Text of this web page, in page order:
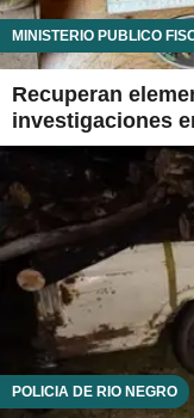
MINISTERIO PÚBLICO
Recuperan
investigaciones
POLICÍA DE RÍO NEGRO